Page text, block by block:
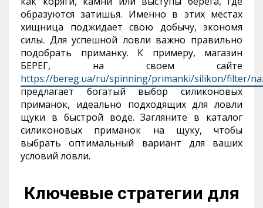
образуются затишья. Именно в этих местах
хищница поджидает свою добычу, экономя
силы. Для успешной ловли важно правильно
подобрать приманку. К примеру, магазин
БЕРЕГ, на своем сайте
https://bereg.ua/ru/spinning/primanki/silikon/filter/
предлагает богатый выбор силиконовых
приманок, идеально подходящих для ловли
щуки в быстрой воде. Загляните в каталог
силиконовых приманок на щуку, чтобы
выбрать оптимальный вариант для ваших
условий ловли.
Ключевые стратегии для